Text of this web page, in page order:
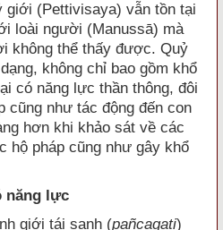
giới (Pettivisaya) vẫn tồn tại
loài người (Manussā) mà
không thể thấy được. Quỷ
không chỉ bao gồm khổ
có năng lực thần thông, đôi
cũng như tác động đến con
hơn khi khảo sát về các
hộ pháp cũng như gây khổ
năng lực
giới tái sanh (pañcagati)